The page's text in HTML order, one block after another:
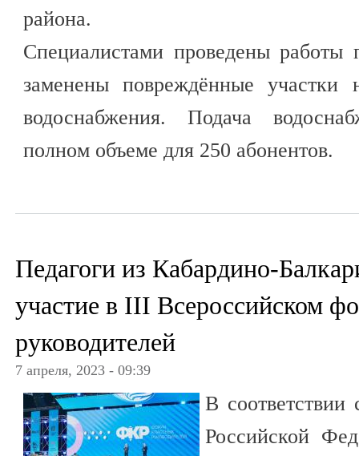
района.
Специалистами проведены работы
заменены повреждённые участки
водоснабжения. Подача
полном объеме для 250 абонентов.
Педагоги из Кабардино-
участие в III Всероссийском
руководителей
7 апреля, 2023 - 09:39
В соответствии
Российской